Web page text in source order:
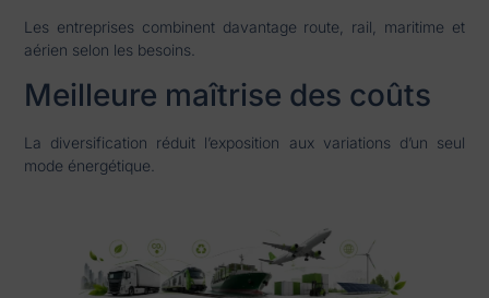
Les entreprises combinent davantage route, rail, maritime et
aérien selon les besoins.
Meilleure maîtrise des coûts
La diversification réduit l’exposition aux variations d’un seul
mode énergétique.